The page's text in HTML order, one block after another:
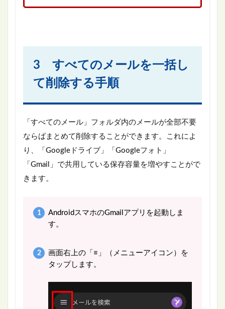
3 すべてのメールを一括し
て削除する手順
「すべてのメール」フォルダ内のメールが全部不要
ならばまとめて削除することができます。これによ
り、「Googleドライブ」「Googleフォト」
「Gmail」で共用している保存容量を増やすことがで
きます。
AndroidスマホのGmailアプリを起動しま
す。
画面右上の「≡」（メニューアイコン）を
タップします。